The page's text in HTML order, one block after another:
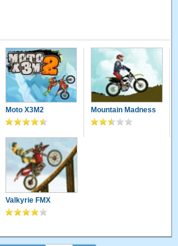
Moto X3M2 Mountain Madness
Valkyrie FMX